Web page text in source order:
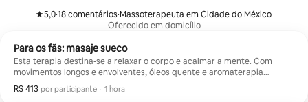
5,0
,
·18 comentários
, ·Massoterapeuta em Cidade do México
Oferecido em domicílio
Para os fãs: masaje sueco
Esta terapia destina-se a relaxar o corpo e acalmar a mente. Com
movimentos longos e envolventes, óleos quente e aromaterapia
reconfortante, ajuda a estimular a circulação e liberar tensões.
R$ 413 por participante
R$ 413 por participante
, · 1 hora